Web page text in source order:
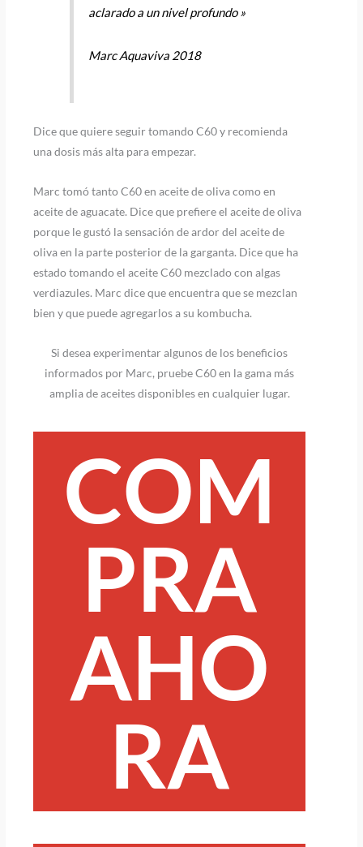
aclarado a un nivel profundo »
Marc Aquaviva 2018
Dice que quiere seguir tomando C60 y recomienda
una dosis más alta para empezar.
Marc tomó tanto C60 en aceite de oliva como en
aceite de aguacate. Dice que prefiere el aceite de oliva
porque le gustó la sensación de ardor del aceite de
oliva en la parte posterior de la garganta. Dice que ha
estado tomando el aceite C60 mezclado con algas
verdiazules. Marc dice que encuentra que se mezclan
bien y que puede agregarlos a su kombucha.
Si desea experimentar algunos de los beneficios
informados por Marc, pruebe C60 en la gama más
amplia de aceites disponibles en cualquier lugar.
COM
PRA
AHO
RA